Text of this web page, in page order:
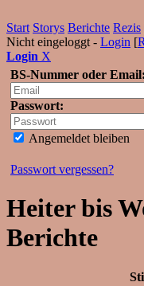
Start Storys Berichte Rezis
Nicht eingeloggt - Login [
Login X
BS-Nummer oder Email:
Passwort:
Angemeldet bleiben
Passwort vergessen?
Heiter bis
Berichte